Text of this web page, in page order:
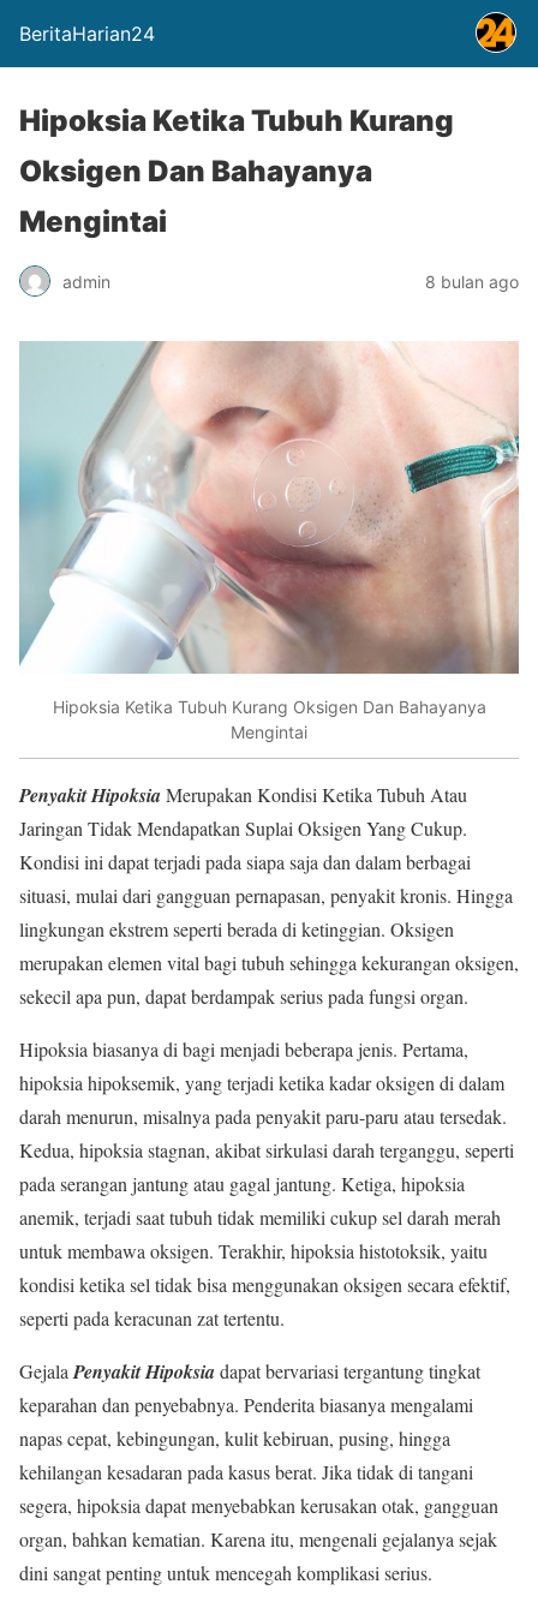
BeritaHarian24
Hipoksia Ketika Tubuh Kurang
Oksigen Dan Bahayanya
Mengintai
admin 8 bulan ago
Hipoksia Ketika Tubuh Kurang Oksigen Dan Bahayanya
Mengintai
Penyakit HipoksiaMerupakan Kondisi Ketika Tubuh Atau
Jaringan Tidak Mendapatkan Suplai Oksigen Yang Cukup.
Kondisi ini dapat terjadi pada siapa saja dan dalam berbagai
situasi, mulai dari gangguan pernapasan, penyakit kronis. Hingga
lingkungan ekstrem seperti berada di ketinggian. Oksigen
merupakan elemen vital bagi tubuh sehingga kekurangan oksigen,
sekecil apa pun, dapat berdampak serius pada fungsi organ.
Hipoksia biasanya di bagi menjadi beberapa jenis. Pertama,
hipoksia hipoksemik, yang terjadi ketika kadar oksigen di dalam
darah menurun, misalnya pada penyakit paru-paru atau tersedak.
Kedua, hipoksia stagnan, akibat sirkulasi darah terganggu, seperti
pada serangan jantung atau gagal jantung. Ketiga, hipoksia
anemik, terjadi saat tubuh tidak memiliki cukup sel darah merah
untuk membawa oksigen. Terakhir, hipoksia histotoksik, yaitu
kondisi ketika sel tidak bisa menggunakan oksigen secara efektif,
seperti pada keracunan zat tertentu.
Gejala Penyakit Hipoksiadapat bervariasi tergantung tingkat
keparahan dan penyebabnya. Penderita biasanya mengalami
napas cepat, kebingungan, kulit kebiruan, pusing, hingga
kehilangan kesadaran pada kasus berat. Jika tidak di tangani
segera, hipoksia dapat menyebabkan kerusakan otak, gangguan
organ, bahkan kematian. Karena itu, mengenali gejalanya sejak
dini sangat penting untuk mencegah komplikasi serius.